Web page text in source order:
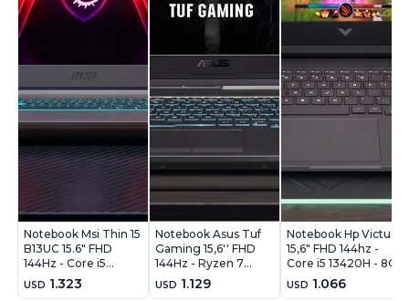
Notebook Msi Thin 15
B13UC 15.6" FHD
144Hz - Core i5
13420H - 16GB -
512GB - RTX4050
USD 1.323
Notebook Asus Tuf
Gaming 15,6'' FHD
144Hz - Ryzen 7
7445HS - 8Gb - 512Gb
- RTX 3050 4Gb -
USD 1.129
Notebook Hp Victus
15,6" FHD 144hz -
Core i5 13420H - 8Gb
- 512Gb - Rtx3050
6Gb - Win11
USD 1.066